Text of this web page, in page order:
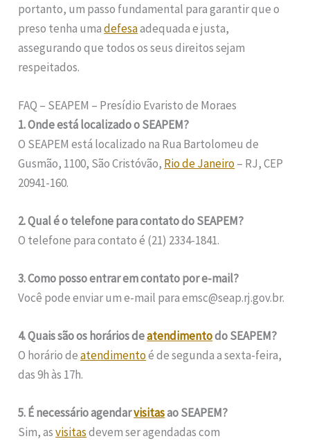
portanto, um passo fundamental para garantir que o
preso tenha umadefesaadequada e justa,
assegurando que todos os seus direitos sejam
respeitados.
FAQ – SEAPEM – Presídio Evaristo de Moraes
1. Onde está localizado o SEAPEM?
O SEAPEM está localizado na Rua Bartolomeu de
Gusmão, 1100, São Cristóvão, Rio de Janeiro– RJ, CEP
20941-160.
2. Qual é o telefone para contato do SEAPEM?
O telefone para contato é (21) 2334-1841.
3. Como posso entrar em contato por e-mail?
Você pode enviar um e-mail para emsc@seap.rj.gov.br.
4. Quais são os horários deatendimentodo SEAPEM?
O horário deatendimentoé de segunda a sexta-feira,
das 9h às 17h.
5. É necessário agendarvisitasao SEAPEM?
Sim, asvisitasdevem ser agendadas com